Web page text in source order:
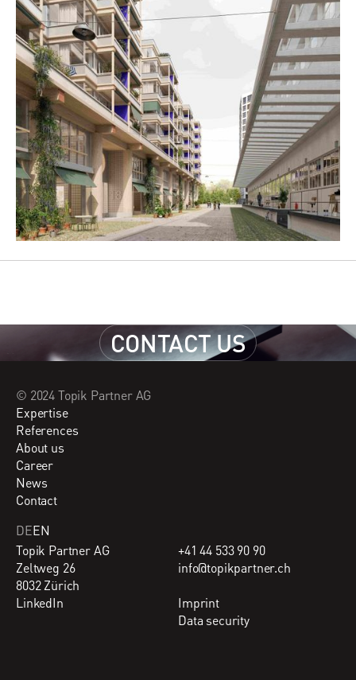
CONTACT US
© 2024 Topik Partner AG
Expertise
References
About us
Career
News
Contact
DEEN
Topik Partner AG
Zeltweg 26
8032 Zürich
+41 44 533 90 90
info@topikpartner.ch
LinkedIn
Imprint
Data security